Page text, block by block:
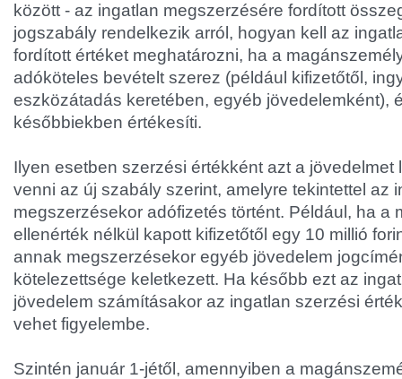
között - az ingatlan megszerzésére fordított
jogszabály rendelkezik arról, hogyan kell az
fordított értéket meghatározni, ha a
adóköteles bevételt szerez (például kifizetőtől,
eszközátadás keretében, egyéb jövedelemként),
későbbiekben értékesíti.
Ilyen esetben szerzési értékként azt a jövedelmet
venni az új szabály szerint, amelyre tekintettel az
megszerzésekor adófizetés történt. Például, ha a
ellenérték nélkül kapott kifizetőtől egy 10 millió
annak megszerzésekor egyéb jövedelem
kötelezettsége keletkezett. Ha később ezt az
jövedelem számításakor az ingatlan szerzési
vehet figyelembe.
Szintén január 1-jétől, amennyiben a